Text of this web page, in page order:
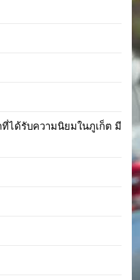
ที่ได้รับความนิยมในภูเก็ต มี